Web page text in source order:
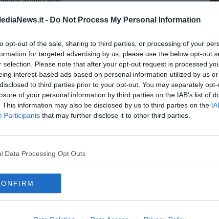
- Do Not Process My Personal Information
opt-out of the sale, sharing to third parties, or processing of your
for targeted advertising by us, please use the below opt-out
selection. Please note that after your opt-out request is processed
interest-based ads based on personal information utilized by us
to third parties prior to your opt-out. You may separately
of your personal information by third parties on the IAB’s list of
This information may also be disclosed by us to third parties on the
Participants that may further disclose it to other third parties.
Data Processing Opt Outs
ed opere civili
dal 10 al 28 agosto
nei pressi di Chiusi.
la rete ferroviaria nazionale. "Oggi - spiega il Gruppo Fs -
tra manutenzione e investimenti, con circa 272mila
consentire l’avanzamento dei lavori".
- prosegue Fs- si è passati ad un modello di
di minor traffico, che consente di svolgere più attività
risorse tecniche ed economiche e ridurre l’impatto
medio-lungo periodo. Il nuovo approccio permette, inoltre, di
ben definite,
è stata definita salvaguardando, anche nel periodo estivo,
turistica nazionale. In particolare, resteranno
Liguria e i collegamenti da e per la Puglia, considerati
il periodo di maggiore affluenza".